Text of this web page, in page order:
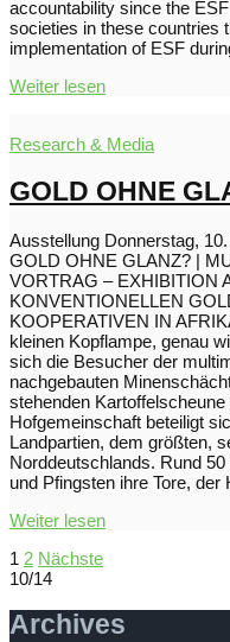
accountability since the
societies in these countries
implementation of ESF
Weiter lesen
Research & Media
GOLD OHNE
Ausstellung Donnerstag,
GOLD OHNE GLANZ? |
VORTRAG – EXHIBITION
KONVENTIONELLEN
KOOPERATIVEN IN
kleinen Kopflampe, genau
sich die Besucher der
nachgebauten
stehenden
Hofgemeinschaft beteiligt
Landpartien, dem größten,
Norddeutschlands. Rund
und Pfingsten ihre Tore,
Weiter lesen
der
Beiträge
1 2 Nächste
10/14
Archives